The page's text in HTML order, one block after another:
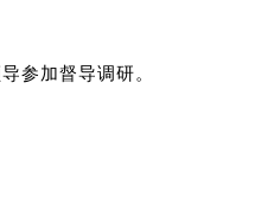
参加督导调研。